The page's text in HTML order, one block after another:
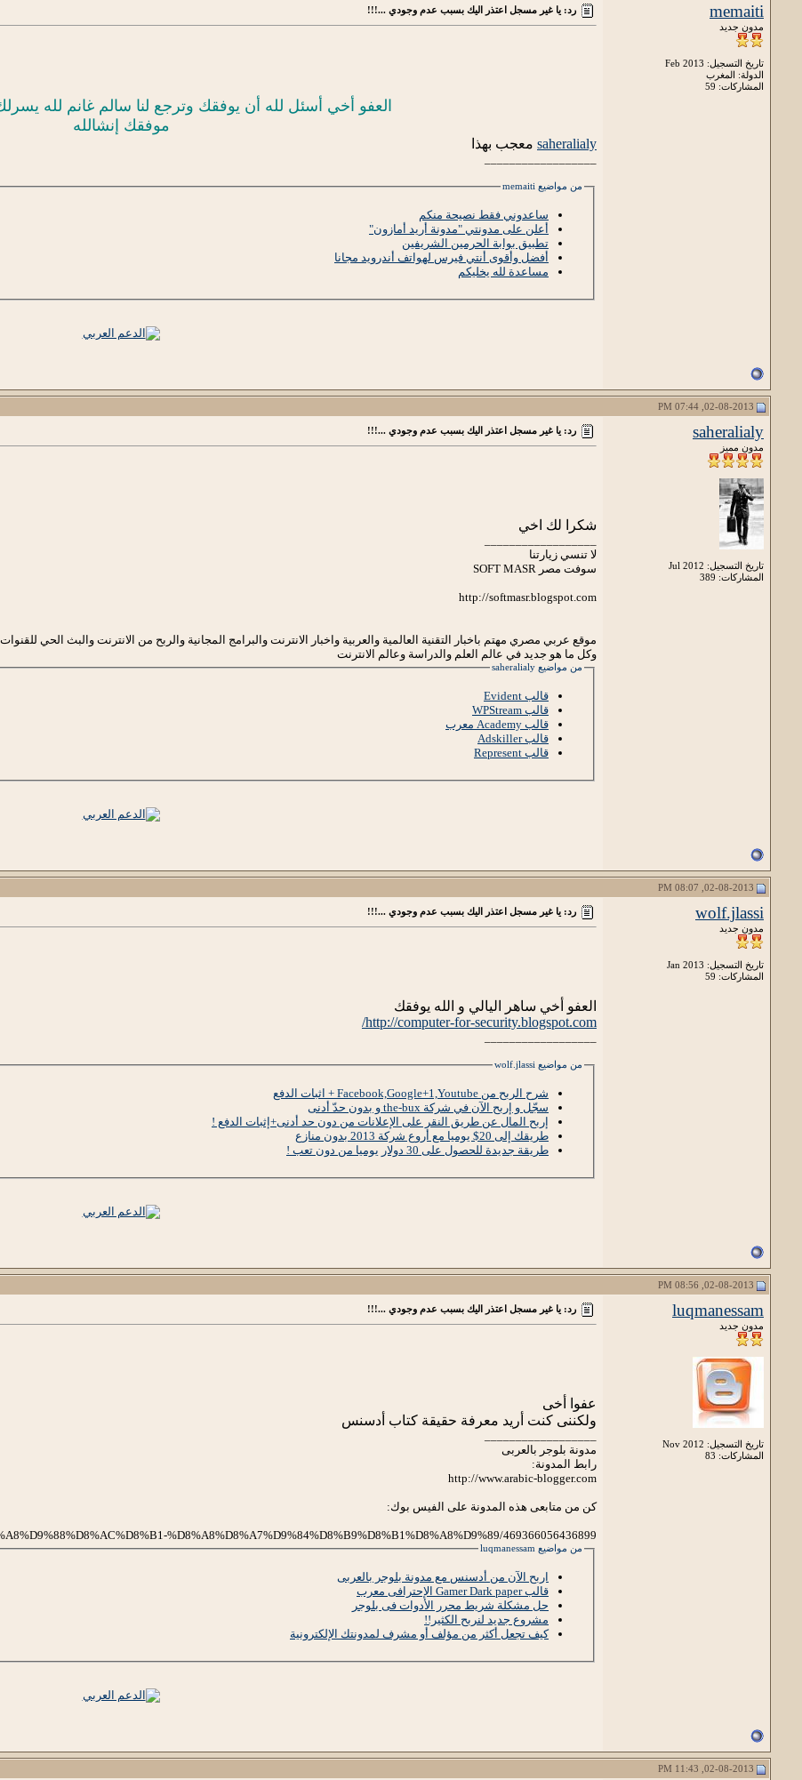
memaiti
مدون جديد
تاريخ التسجيل: Feb 2013
الدولة: المغرب
المشاركات: 59
رد: يا غير مسجل اعتذر اليك بسبب عدم وجودي ...!!!
العفو أخي أسئل لله أن يوفقك وترجع لنا سالم غانم لله
موفقك إنشالله
saheralialy معجب بهذا
من مواضيع memaiti
ساعدوني فقط نصيحة منكم
أعلن على مدونتي "مدونة أريد أمازون"
تطبيق بوابة الحرمين الشريفين
أفضل وأقوى أنتي فيرس لهواتف أندرويد مجانا
مساعدة لله يخليكم
saheralialy
مدون مميز
تاريخ التسجيل: Jul 2012
المشاركات: 389
رد: يا غير مسجل اعتذر اليك بسبب عدم وجودي ...!!!
شكرا لك اخي
لا تنسي زيارتنا
سوفت مصر SOFT MASR
http://softmasr.blogspot.com
موقع عربي مصري مهتم باخبار التقنية العالمية والعربية واخبار الانترنت والبرامج المجانية والربح من الانترنت والبث الحي
وكل ما هو جديد في عالم العلم والدراسة وعالم الانترنت
من مواضيع saheralialy
قالب Evident
قالب WPStream
قالب Academy معرب
قالب Adskiller
قالب Represent
wolf.jlassi
مدون جديد
تاريخ التسجيل: Jan 2013
المشاركات: 59
رد: يا غير مسجل اعتذر اليك بسبب عدم وجودي ...!!!
العفو أخي ساهر اليالي و الله يوفقك
http://computer-for-security.blogspot.com/
من مواضيع wolf.jlassi
شرح الربح من Facebook,Google+1,Youtube + اثبات الدفع
سجّل و إربح الآن في شركة the-bux و بدون حدّ أدنى
إربح المال عن طريق النقر على الإعلانات من دون حد أدنى+إثبات الدفع !
طريقك إلى 20$ يوميا مع أروع شركة 2013 بدون منازع
طريقة جديدة للحصول على 30 دولار يوميا من دون تعب !
luqmanessam
مدون جديد
تاريخ التسجيل: Nov 2012
المشاركات: 83
رد: يا غير مسجل اعتذر اليك بسبب عدم وجودي ...!!!
عفوا أخى
ولكننى كنت أريد معرفة حقيقة كتاب أدسنس
مدونة بلوجر بالعربى
رابط المدونة:
http://www.arabic-blogger.com
كن من متابعى هذه المدونة على الفيس بوك:
%D8%A8%D8%A7%D9%84%D8%B9%D8%B1%D8%A8%D9%89/469366056436899
من مواضيع luqmanessam
اربح الآن من أدسنس مع مدونة بلوجر بالعربى
قالب Gamer Dark paper الإحترافى معرب
حل مشكلة شريط محرر الأدوات فى بلوجر
مشروع جديد لنربح الكثير!!
كيف تجعل أكثر من مؤلف أو مشرف لمدونتك الإلكترونية